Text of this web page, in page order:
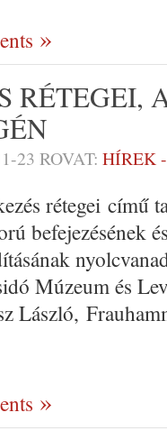
RÉTEGEI,
23 ROVAT: HÍREK
rétegei című
befejezésének
Múzeum és
László,